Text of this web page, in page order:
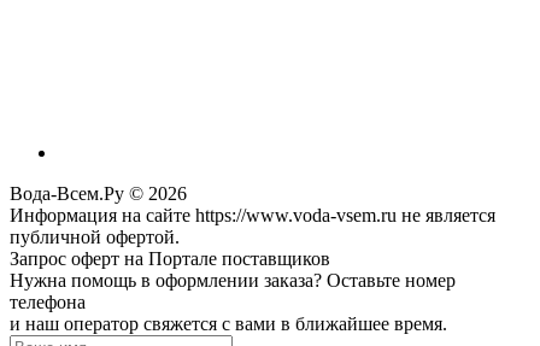
Вода-Всем.Ру © 2026
Информация на сайте https://www.voda-vsem.ru не является
публичной офертой.
Запрос оферт на Портале поставщиков
Нужна помощь в оформлении заказа? Оставьте номер
телефона
и наш оператор свяжется с вами в ближайшее время.